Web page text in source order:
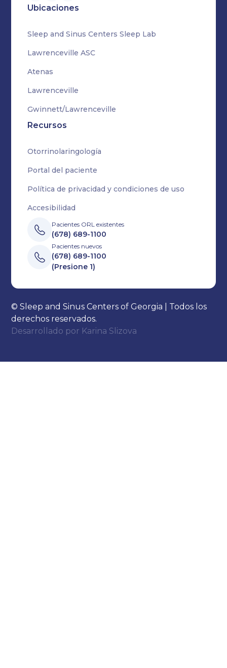
Ubicaciones
Sleep and Sinus Centers Sleep Lab
Lawrenceville ASC
Atenas
Lawrenceville
Gwinnett/Lawrenceville
Recursos
Otorrinolaringología
Portal del paciente
Política de privacidad y condiciones de uso
Accesibilidad
Pacientes ORL existentes
(678) 689-1100
Pacientes nuevos
(678) 689-1100
(Presione 1)
© Sleep and Sinus Centers of Georgia | Todos los
derechos reservados.
Desarrollado por Karina Slizova